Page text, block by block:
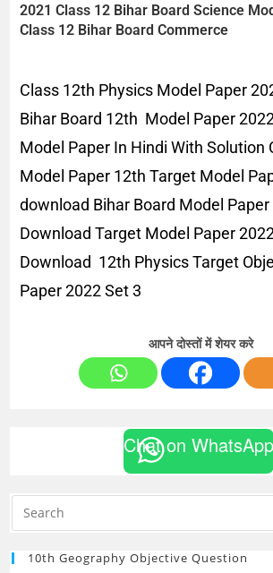
2021 Class 12 Bihar Board Science
Class 12 Bihar Board Commerce
Class 12th Physics Model Paper
Bihar Board 12th Model Paper
Model Paper In Hindi With Solution
Model Paper 12th Target Model
download Bihar Board Model
Download Target Model Paper
Download 12th Physics Target
Paper 2022 Set 3
आपने दोस्तों में शेयर करे
Chat on WhatsApp
10th Geography Objective Question